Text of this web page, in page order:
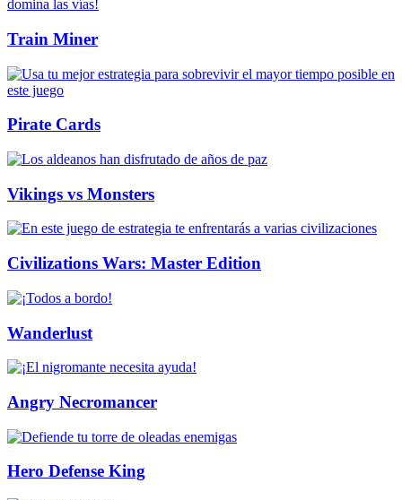
Train Miner
Pirate Cards
Vikings vs Monsters
Civilizations Wars: Master Edition
Wanderlust
Angry Necromancer
Hero Defense King